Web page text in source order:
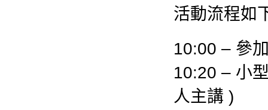
活動流程如
10:00 – 參
10:20 – 小
人主講 )